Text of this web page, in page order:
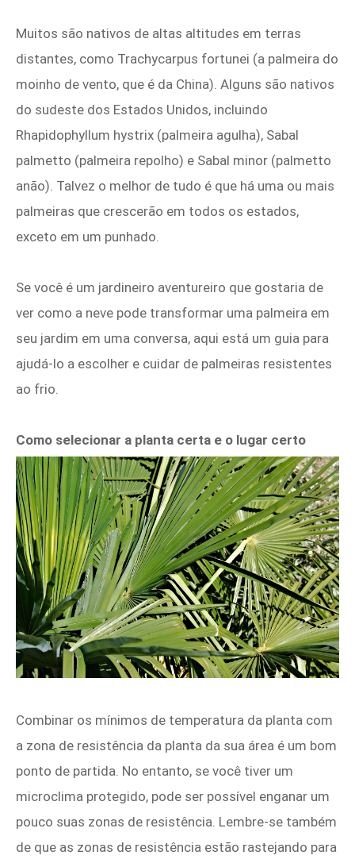
Muitos são nativos de altas altitudes em terras
distantes, como Trachycarpus fortunei (a palmeira do
moinho de vento, que é da China). Alguns são nativos
do sudeste dos Estados Unidos, incluindo
Rhapidophyllum hystrix (palmeira agulha), Sabal
palmetto (palmeira repolho) e Sabal minor (palmetto
anão). Talvez o melhor de tudo é que há uma ou mais
palmeiras que crescerão em todos os estados,
exceto em um punhado.
Se você é um jardineiro aventureiro que gostaria de
ver como a neve pode transformar uma palmeira em
seu jardim em uma conversa, aqui está um guia para
ajudá-lo a escolher e cuidar de palmeiras resistentes
ao frio.
Como selecionar a planta certa e o lugar certo
Combinar os mínimos de temperatura da planta com
a zona de resistência da planta da sua área é um bom
ponto de partida. No entanto, se você tiver um
microclima protegido, pode ser possível enganar um
pouco suas zonas de resistência. Lembre-se também
de que as zonas de resistência estão rastejando para